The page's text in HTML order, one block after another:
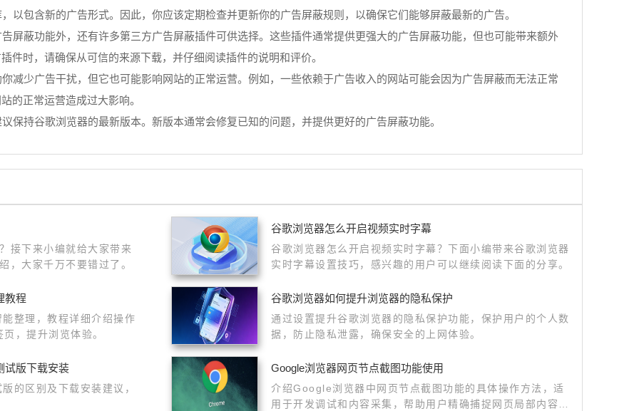
以包含新的广告形式。因此，你应该定期检查并更新你的广告屏蔽规则，以确保它们能够屏蔽最新的广告。
屏蔽功能外，还有许多第三方广告屏蔽插件可供选择。这些插件通常提供更强大的广告屏蔽功能，但也可能带来额外
件时，请确保从可信的来源下载，并仔细阅读插件的说明和评价。
减少广告干扰，但它也可能影响网站的正常运营。例如，一些依赖于广告收入的网站可能会因为广告屏蔽而无法正常
的正常运营造成过大影响。
保持谷歌浏览器的最新版本。新版本通常会修复已知的问题，并提供更好的广告屏蔽功能。
接下来小编就给大家带来
，大家千万不要错过了。
谷歌浏览器怎么开启视频实时字幕
谷歌浏览器怎么开启视频实时字幕？下面小编带来谷歌浏览器
实时字幕设置技巧​，感兴趣的用户可以继续阅读下面的分享。
教程
整理，教程详细介绍操作
，提升浏览体验。
谷歌浏览器如何提升浏览器的隐私保护
通过设置提升谷歌浏览器的隐私保护功能，保护用户的个人数
据，防止隐私泄露，确保安全的上网体验。
试版下载安装
的区别及下载安装建议，
Google浏览器网页节点截图功能使用
介绍Google浏览器中网页节点截图功能的具体操作方法，适
用于开发调试和内容采集，帮助用户精确捕捉网页局部内容，